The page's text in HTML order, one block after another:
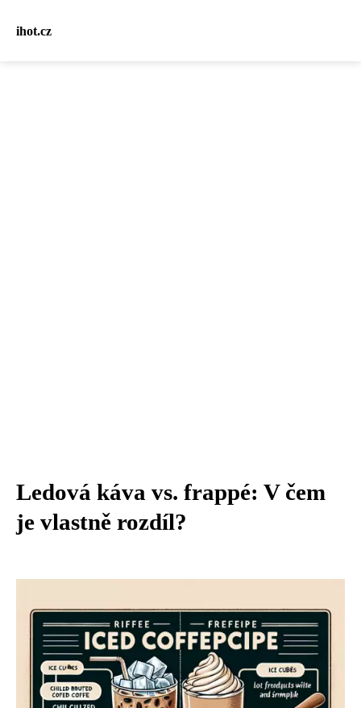
ihot.cz
Ledová káva vs. frappé: V čem
je vlastně rozdíl?